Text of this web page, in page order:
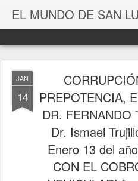
EL MUNDO DE SAN
JAN
14
PREPOTENCIA,
DR. FERNANDO
Dr. Ismael
Enero 13 del
CON EL